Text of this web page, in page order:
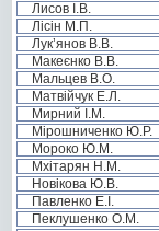
Лисов І.В.
Лісін М.П.
Лук’янов В.В.
Макеєнко В.В.
Мальцев В.О.
Матвійчук Е.Л.
Мирний І.М.
Мірошниченко Ю.Р.
Мороко Ю.М.
Мхітарян Н.М.
Новікова Ю.В.
Павленко Е.І.
Пеклушенко О.М.